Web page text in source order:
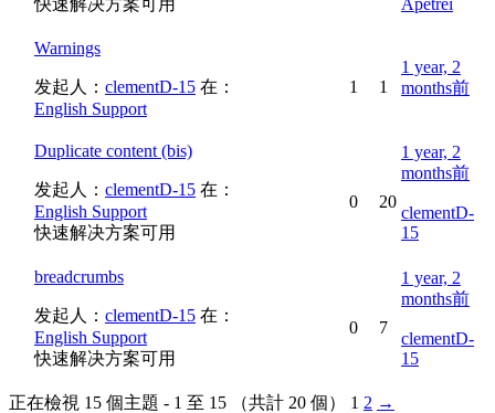
Warnings
发起人： clementD-15 在：
English Support
1 1
1 year, 2
months前
Duplicate content (bis)
发起人： clementD-15 在：
English Support
快速解决方案可用
0 20
1 year, 2
months前
clementD-
15
breadcrumbs
发起人： clementD-15 在：
English Support
快速解决方案可用
0 7
1 year, 2
months前
clementD-
15
正在檢視 15 個主題 - 1 至 15 （共計 20 個） 1 2 →